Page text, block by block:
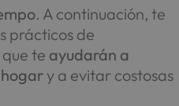
. A continuación, te
prácticos de
te ayudarán a
y a evitar costosas